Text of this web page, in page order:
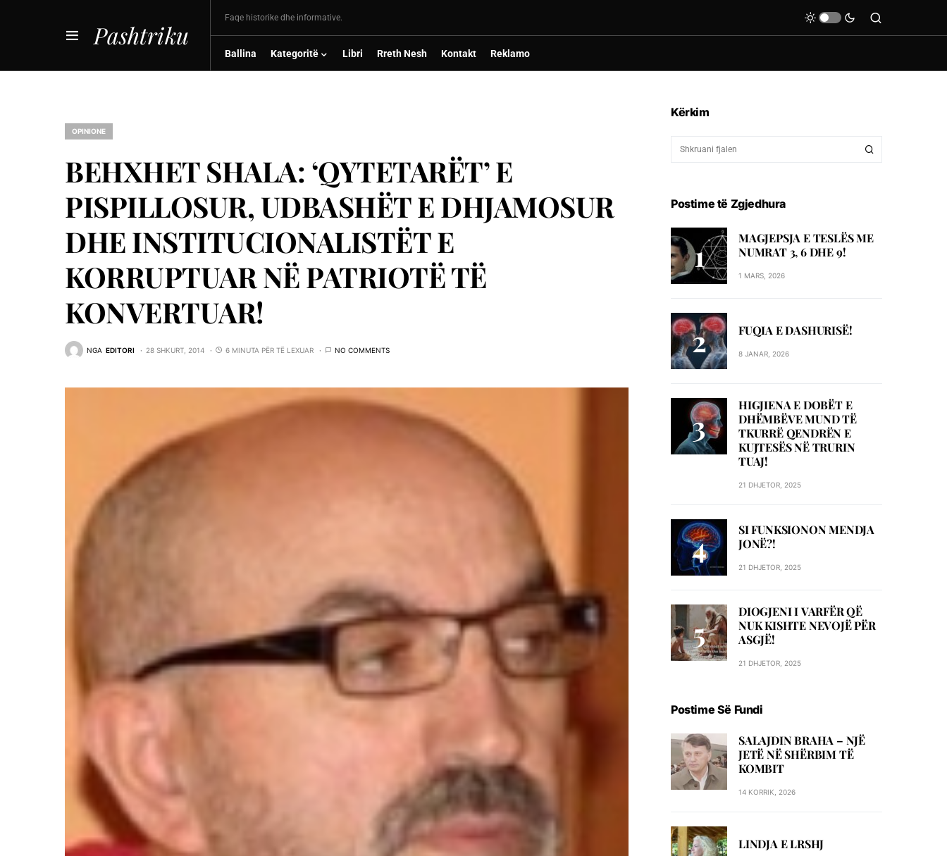
Pashtriku
Faqe historike dhe informative.
Ballina Kategoritë Libri Rreth Nesh Kontakt Reklamo
OPINIONE
BEHXHET SHALA: ‘QYTETARËT’ E
PISPILLOSUR, UDBASHËT E DHJAMOSUR
DHE INSTITUCIONALISTËT E
KORRUPTUAR NË PATRIOTË TË
KONVERTUAR!
NGA EDITORI 28 SHKURT, 2014 6 MINUTA PËR TË LEXUAR NO COMMENTS
Kërkim
Postime të Zgjedhura
MAGJEPSJA E TESLËS ME
NUMRAT 3, 6 DHE 9!
1 MARS, 2026
FUQIA E DASHURISË!
8 JANAR, 2026
HIGJIENA E DOBËT E
DHËMBËVE MUND TË
TKURRË QENDRËN E
KUJTESËS NË TRURIN
TUAJ!
21 DHJETOR, 2025
SI FUNKSIONON MENDJA
JONË?!
21 DHJETOR, 2025
DIOGJENI I VARFËR QË
NUK KISHTE NEVOJË PËR
ASGJË!
21 DHJETOR, 2025
Postime Së Fundi
SALAJDIN BRAHA – NJЁ
JETЁ NЁ SHЁRBIM TЁ
KOMBIT
14 KORRIK, 2026
LINDJA E LRSHJ